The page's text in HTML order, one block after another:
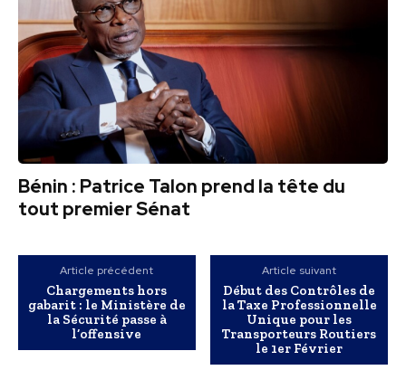
Bénin : Patrice Talon prend la tête du
tout premier Sénat
Article précédent
Chargements hors
gabarit : le Ministère de
la Sécurité passe à
l’offensive
Article suivant
Début des Contrôles de
la Taxe Professionnelle
Unique pour les
Transporteurs Routiers
le 1er Février